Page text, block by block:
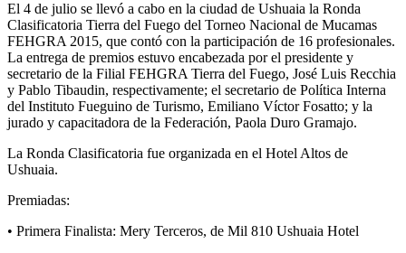
El 4 de julio se llevó a cabo en la ciudad de Ushuaia la Ronda
Clasificatoria Tierra del Fuego del Torneo Nacional de Mucamas
FEHGRA 2015, que contó con la participación de 16 profesionales.
La entrega de premios estuvo encabezada por el presidente y
secretario de la Filial FEHGRA Tierra del Fuego, José Luis Recchia
y Pablo Tibaudin, respectivamente; el secretario de Política Interna
del Instituto Fueguino de Turismo, Emiliano Víctor Fosatto; y la
jurado y capacitadora de la Federación, Paola Duro Gramajo.
La Ronda Clasificatoria fue organizada en el Hotel Altos de
Ushuaia.
Premiadas:
• Primera Finalista: Mery Terceros, de Mil 810 Ushuaia Hotel